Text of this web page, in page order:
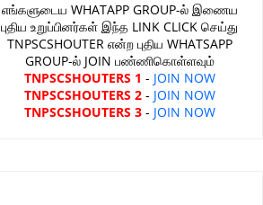
எங்களுடைய WHATAPP GROUP-ல் இணைய
புதிய உறுப்பினர்கள் இந்த LINK CLICK செய்து
TNPSCSHOUTER என்ற புதிய WHATSAPP
GROUP-ல் JOIN பண்ணிகொள்ளவும்
TNPSCSHOUTERS 1 - JOIN NOW
TNPSCSHOUTERS 2- JOIN NOW
TNPSCSHOUTERS 3- JOIN NOW